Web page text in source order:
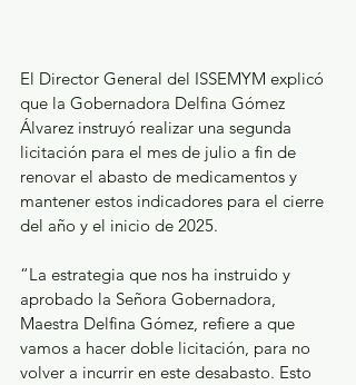
El Director General del ISSEMYM explicó
que la Gobernadora Delfina Gómez
Álvarez instruyó realizar una segunda
licitación para el mes de julio a fin de
renovar el abasto de medicamentos y
mantener estos indicadores para el cierre
del año y el inicio de 2025.
“La estrategia que nos ha instruido y
aprobado la Señora Gobernadora,
Maestra Delfina Gómez, refiere a que
vamos a hacer doble licitación, para no
volver a incurrir en este desabasto. Esto